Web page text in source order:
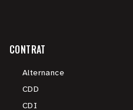
CONTRAT
Alternance
CDD
CDI